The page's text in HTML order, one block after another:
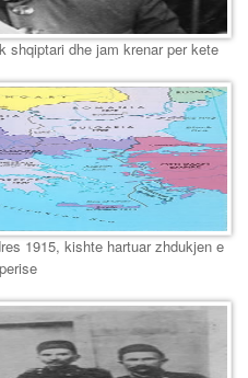
shqiptari dhe jam krenar per kete
1915, kishte hartuar zhdukjen e